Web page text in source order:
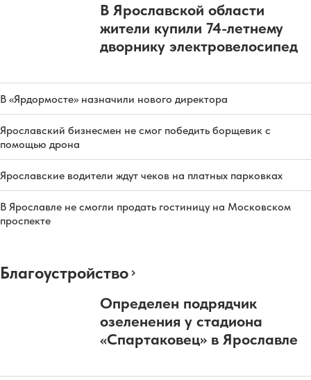
В Ярославской области
жители купили 74-летнему
дворнику электровелосипед
В «Ярдормосте» назначили нового директора
Ярославский бизнесмен не смог победить борщевик с
помощью дрона
Ярославские водители ждут чеков на платных парковках
В Ярославле не смогли продать гостиницу на Московском
проспекте
Благоустройство
Определен подрядчик
озеленения у стадиона
«Спартаковец» в Ярославле